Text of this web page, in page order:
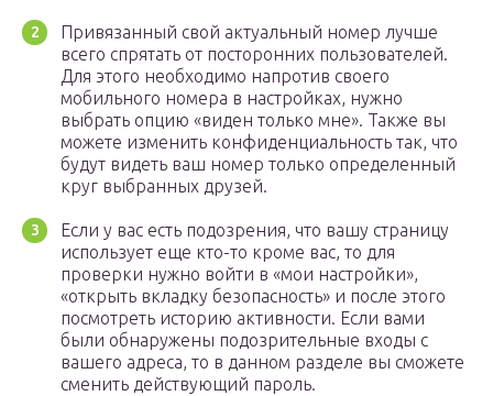
Привязанный свой актуальный номер лучше
всего спрятать от посторонних пользователей.
Для этого необходимо напротив своего
мобильного номера в настройках, нужно
выбрать опцию «виден только мне». Также вы
можете изменить конфиденциальность так, что
будут видеть ваш номер только определенный
круг выбранных друзей.
Если у вас есть подозрения, что вашу страницу
использует еще кто-то кроме вас, то для
проверки нужно войти в «мои настройки»,
«открыть вкладку безопасность» и после этого
посмотреть историю активности. Если вами
были обнаружены подозрительные входы с
вашего адреса, то в данном разделе вы сможете
сменить действующий пароль.